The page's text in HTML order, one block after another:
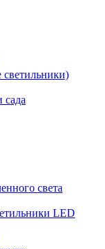
сада
света
LED